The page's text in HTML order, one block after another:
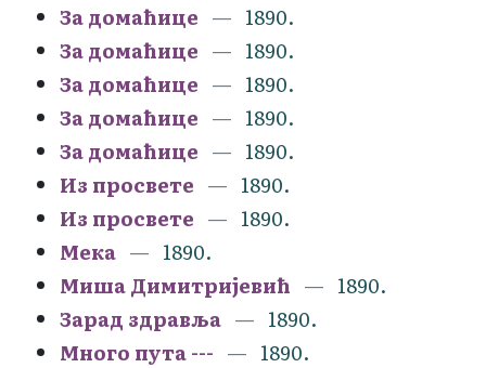
За домаћице
1890.
За домаћице
1890.
За домаћице
1890.
За домаћице
1890.
За домаћице
1890.
Из просвете
1890.
Из просвете
1890.
Мека
1890.
Миша Димитријевић
1890.
Зарад здравља
1890.
Много пута ---
1890.